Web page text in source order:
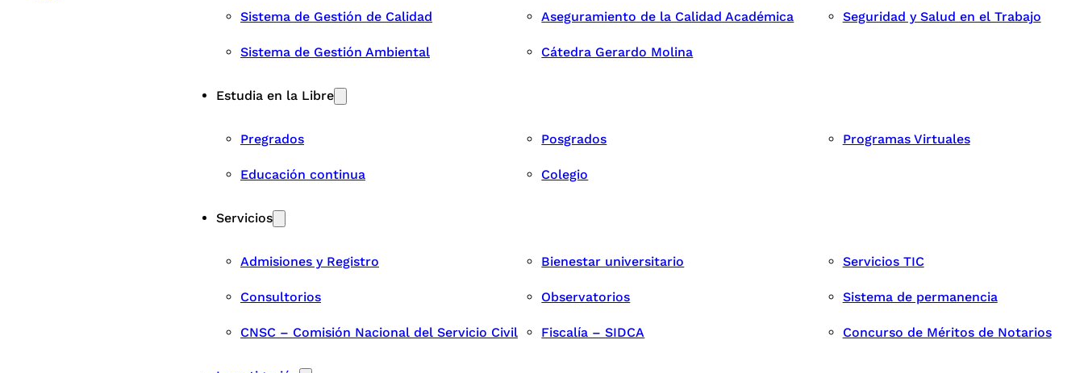
Sistema de Gestión de Calidad Aseguramiento de la Calidad Académica Seguridad y Salud en el Trabajo
Sistema de Gestión Ambiental Cátedra Gerardo Molina
Estudia en la Libre
Pregrados Posgrados Programas Virtuales
Educación continua Colegio
Servicios
Admisiones y Registro Bienestar universitario Servicios TIC
Consultorios Observatorios Sistema de permanencia
CNSC – Comisión Nacional del Servicio Civil Fiscalía – SIDCA Concurso de Méritos de Notarios